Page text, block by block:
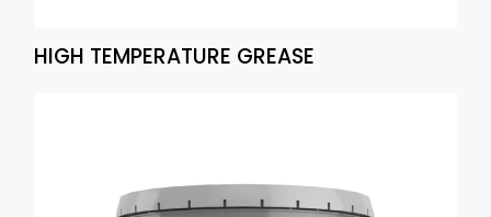
HIGH TEMPERATURE GREASE